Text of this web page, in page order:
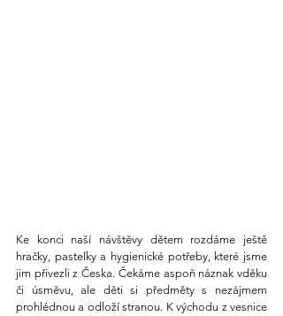
Ke konci naší návštěvy dětem rozdáme ještě
hračky, pastelky a hygienické potřeby, které jsme
jim přivezli z Česka. Čekáme aspoň náznak vděku
či úsměvu, ale děti si předměty s nezájmem
prohlédnou a odloží stranou. K východu z vesnice